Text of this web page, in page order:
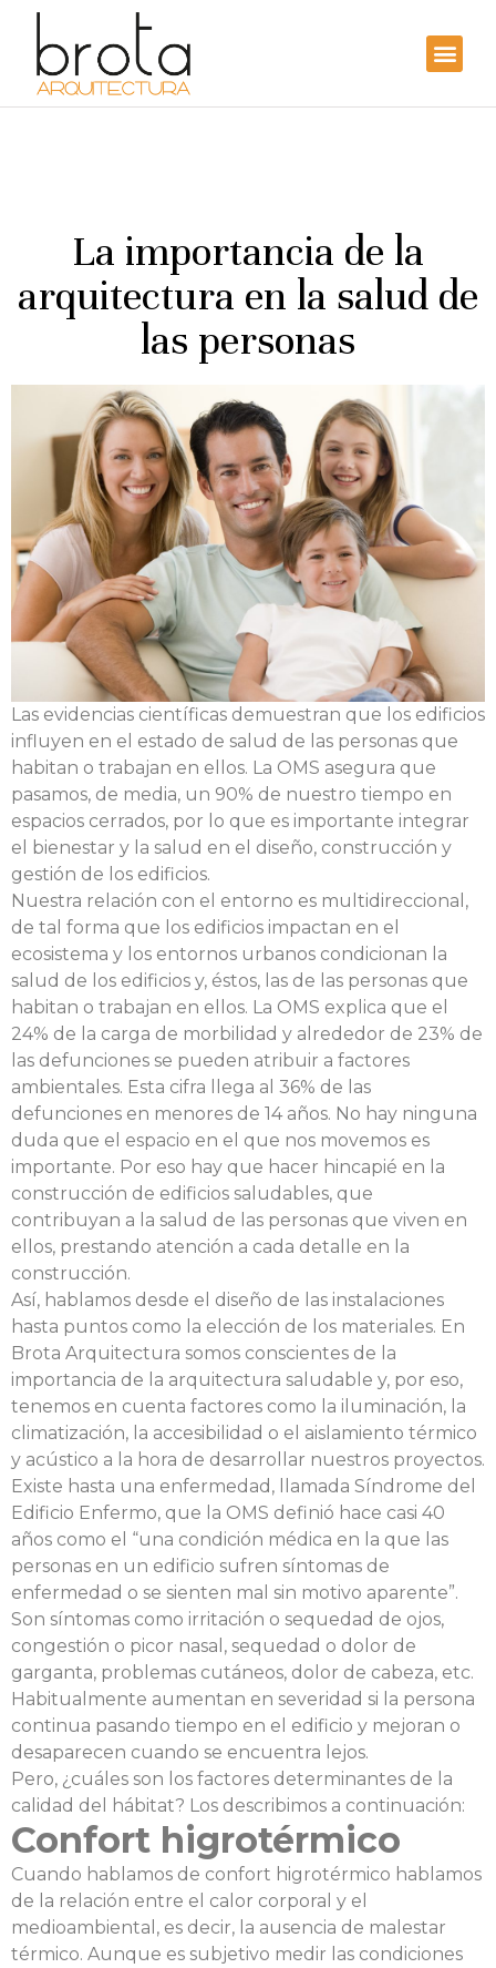
La importancia de la
arquitectura en la salud de
las personas
Las evidencias científicas demuestran que los edificios
influyen en el estado de salud de las personas que
habitan o trabajan en ellos. La OMS asegura que
pasamos, de media, un 90% de nuestro tiempo en
espacios cerrados, por lo que es importante integrar
el bienestar y la salud en el diseño, construcción y
gestión de los edificios.
Nuestra relación con el entorno es multidireccional,
de tal forma que los edificios impactan en el
ecosistema y los entornos urbanos condicionan la
salud de los edificios y, éstos, las de las personas que
habitan o trabajan en ellos. La OMS explica que el
24% de la carga de morbilidad y alrededor de 23% de
las defunciones se pueden atribuir a factores
ambientales. Esta cifra llega al 36% de las
defunciones en menores de 14 años. No hay ninguna
duda que el espacio en el que nos movemos es
importante. Por eso hay que hacer hincapié en la
construcción de edificios saludables, que
contribuyan a la salud de las personas que viven en
ellos, prestando atención a cada detalle en la
construcción.
Así, hablamos desde el diseño de las instalaciones
hasta puntos como la elección de los materiales. En
Brota Arquitectura somos conscientes de la
importancia de la arquitectura saludable y, por eso,
tenemos en cuenta factores como la iluminación, la
climatización, la accesibilidad o el aislamiento térmico
y acústico a la hora de desarrollar nuestros proyectos.
Existe hasta una enfermedad, llamada Síndrome del
Edificio Enfermo, que la OMS definió hace casi 40
años como el “una condición médica en la que las
personas en un edificio sufren síntomas de
enfermedad o se sienten mal sin motivo aparente”.
Son síntomas como irritación o sequedad de ojos,
congestión o picor nasal, sequedad o dolor de
garganta, problemas cutáneos, dolor de cabeza, etc.
Habitualmente aumentan en severidad si la persona
continua pasando tiempo en el edificio y mejoran o
desaparecen cuando se encuentra lejos.
Pero, ¿cuáles son los factores determinantes de la
calidad del hábitat? Los describimos a continuación:
Confort higrotérmico
Cuando hablamos de confort higrotérmico hablamos
de la relación entre el calor corporal y el
medioambiental, es decir, la ausencia de malestar
térmico. Aunque es subjetivo medir las condiciones